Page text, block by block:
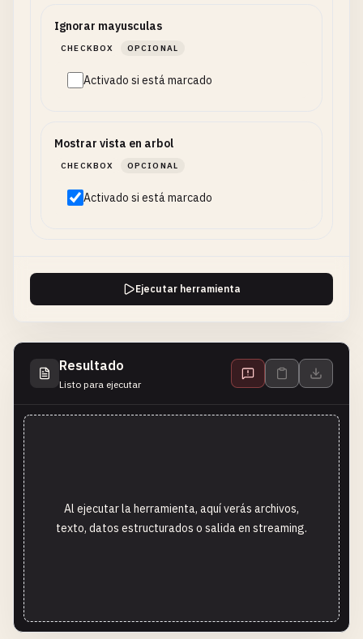
Ignorar mayusculas
CHECKBOX OPCIONAL
Activado si está marcado
Mostrar vista en arbol
CHECKBOX OPCIONAL
Activado si está marcado
Ejecutar herramienta
Resultado
Listo para ejecutar
Al ejecutar la herramienta, aquí verás archivos,
texto, datos estructurados o salida en streaming.